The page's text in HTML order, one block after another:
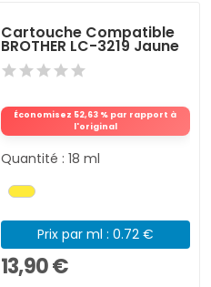
Cartouche Compatible
BROTHER LC-3219 Jaune
Économisez 52,63 % par rapport à
l'original
Quantité : 18 ml
Prix par ml : 0.72 €
13,90 €